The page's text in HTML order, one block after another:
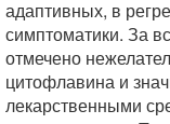
адаптивных, в
симптоматики. За
отмечено
цитофлавина и
лекарственными